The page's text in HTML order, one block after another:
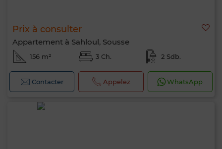
Prix à consulter
Appartement à Sahloul, Sousse
156 m² 3 Ch. 2 Sdb.
Contacter Appelez WhatsApp